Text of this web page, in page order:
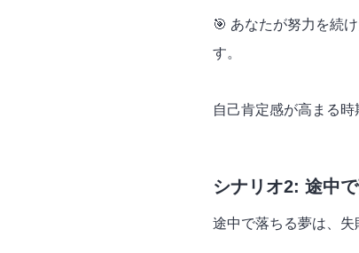
🎯 あなたが努力を続
す。
自己肯定感が高まる時
シナリオ2: 途中
途中で落ちる夢は、失